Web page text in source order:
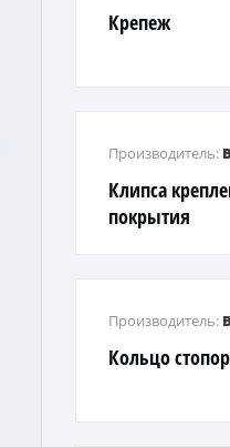
Крепеж
Клипса
покрытия
Производитель:
Кольцо
Производитель: